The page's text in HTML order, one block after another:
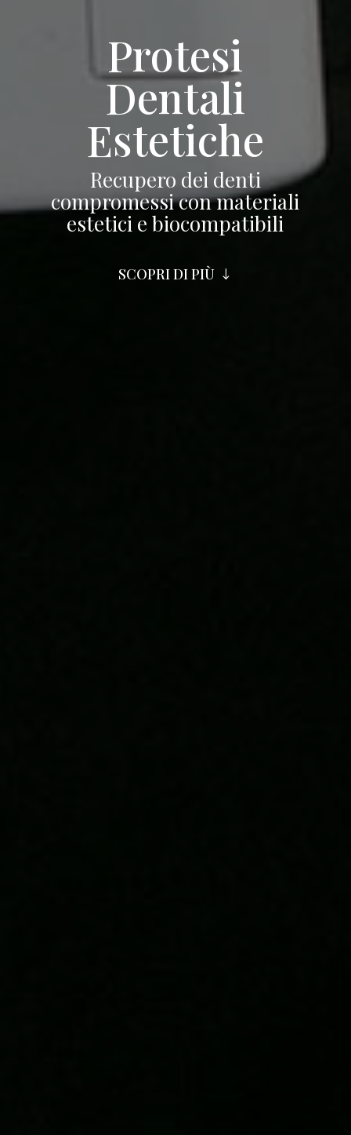
Protesi
Dentali
Estetiche
Recupero dei denti
compromessi con materiali
estetici e biocompatibili
SCOPRI DI PIÙ